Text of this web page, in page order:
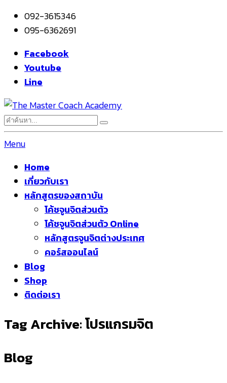
092-3615346
095-6362691
Facebook
Youtube
Line
Menu
Home
เกี่ยวกับเรา
หลักสูตรของสถาบัน
โค้ชจูนจิตส่วนตัว
โค้ชจูนจิตส่วนตัว Online
หลักสูตรจูนจิตต่างประเทศ
คอร์สออนไลน์
Blog
Shop
ติดต่อเรา
Tag Archive: โปรแกรมจิต
Blog